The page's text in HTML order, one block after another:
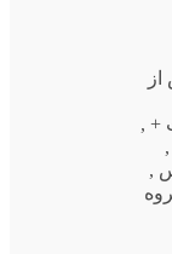
+
,
,
,